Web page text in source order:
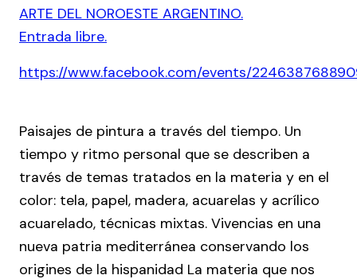
ARTE DEL NOROESTE ARGENTINO.
Entrada libre.
https://www.facebook.com/events/
Paisajes de pintura a través del tiempo. Un
tiempo y ritmo personal que se describen a
través de temas tratados en la materia y en el
color: tela, papel, madera, acuarelas y acrílico
acuarelado, técnicas mixtas. Vivencias en una
nueva patria mediterránea conservando los
origines de la hispanidad La materia que nos